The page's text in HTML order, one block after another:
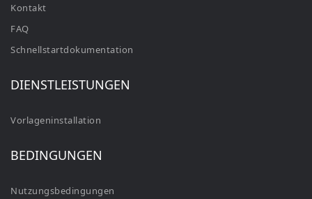
Kontakt
FAQ
Schnellstartdokumentation
DIENSTLEISTUNGEN
Vorlageninstallation
BEDINGUNGEN
Nutzungsbedingungen